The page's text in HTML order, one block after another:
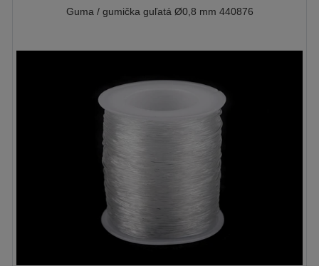
Guma / gumička guľatá Ø0,8 mm 440876